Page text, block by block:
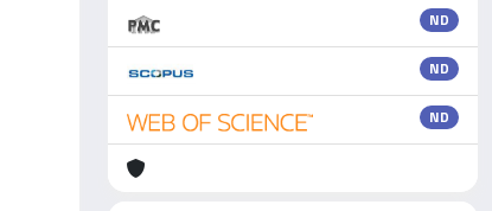
ND
ND
ND